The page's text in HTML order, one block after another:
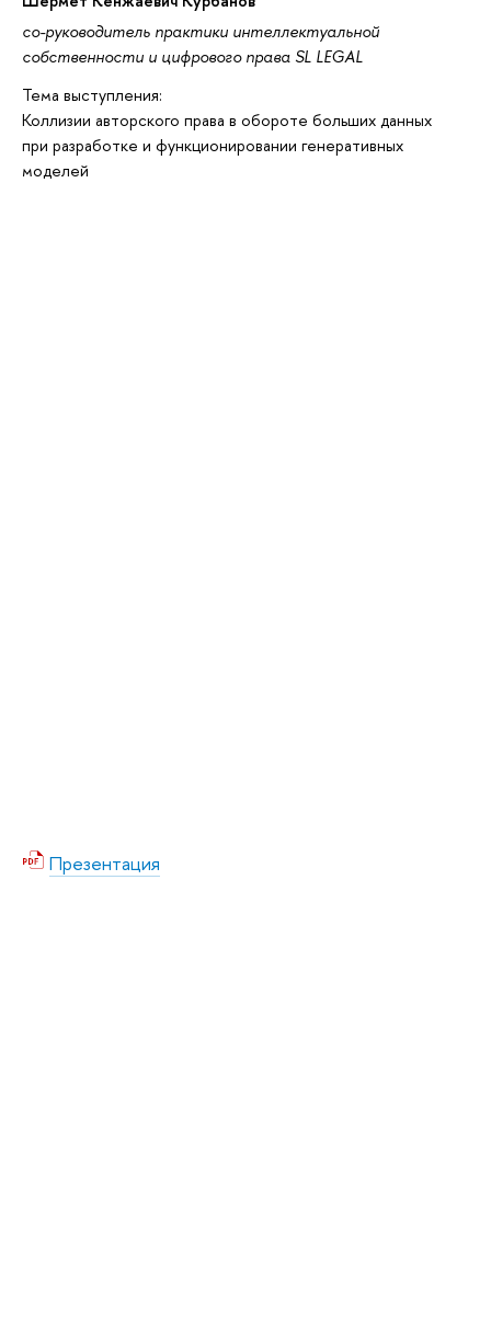
со-руководитель практики интеллектуальной
собственности и цифрового права SL LEGAL
Тема выступления:
Коллизии авторского права в обороте больших данных
при разработке и функционировании генеративных
моделей
Презентация